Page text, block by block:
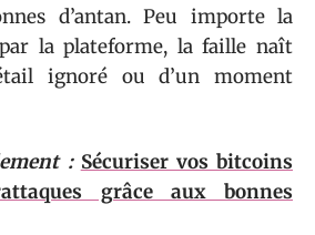
d’antan. Peu importe la
la plateforme, la faille naît
ignoré ou d’un moment
: Sécuriser vos bitcoins
grâce aux bonnes